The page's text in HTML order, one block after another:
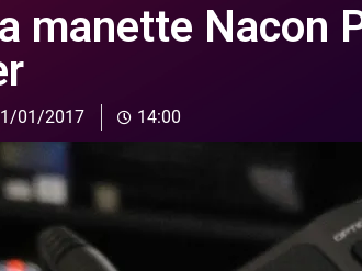
manette Nacon
01/2017 14:00